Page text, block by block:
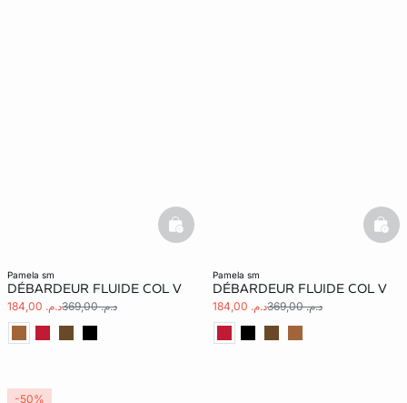
pamela sm
DÉBARDEUR FLUIDE COL V
د.م. 184,00 د.م. 369,00
basketfull
pamela sm
DÉBARDEUR FLUIDE COL V
د.م. 184,00 د.م. 369,00
-50%